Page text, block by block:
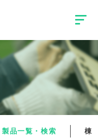
製品一覧・検索 棟